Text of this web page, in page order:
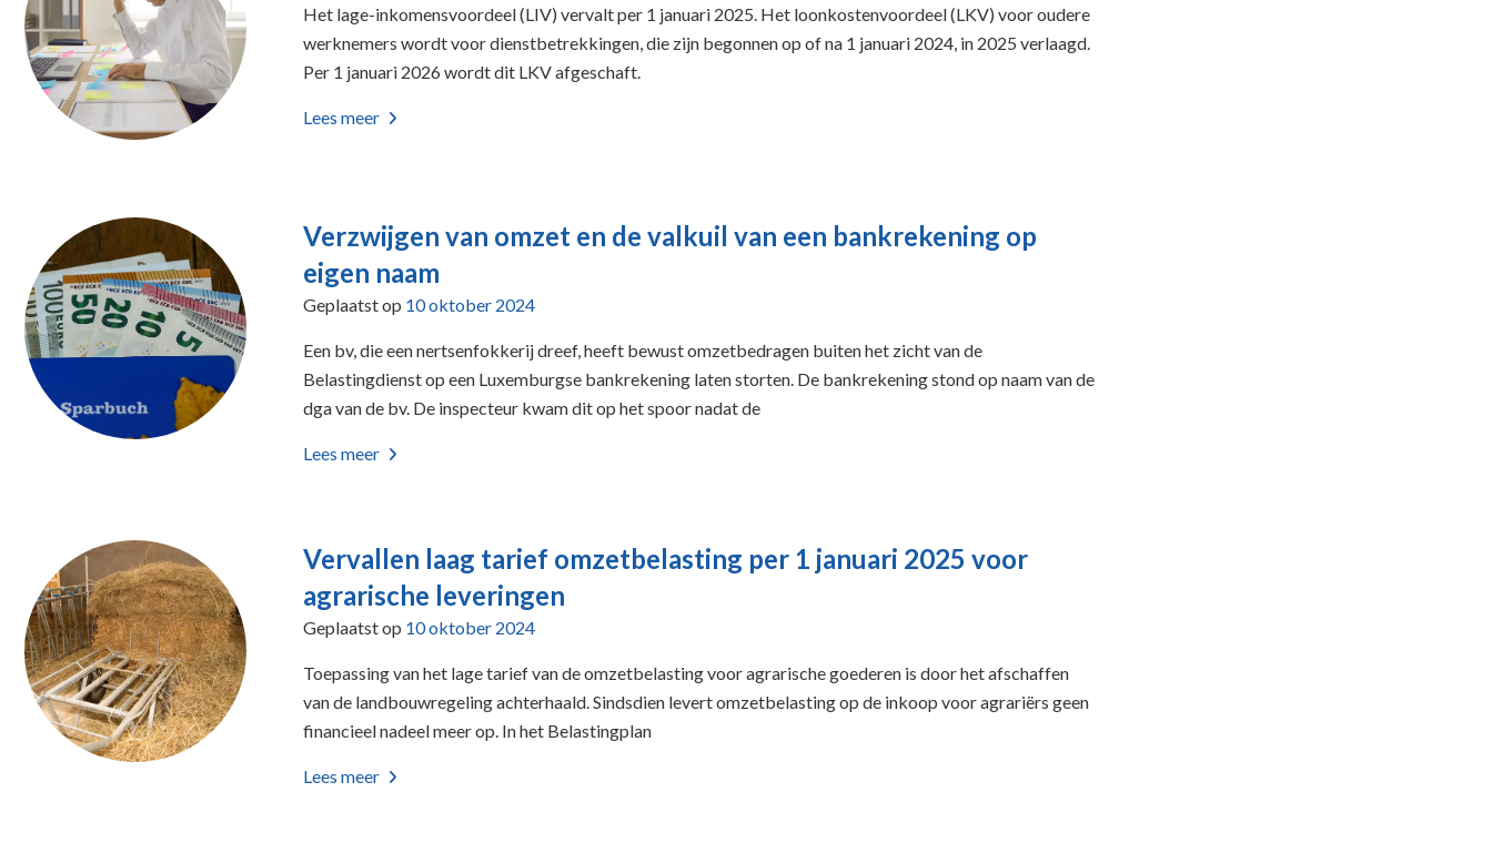
Het lage-inkomensvoordeel (LIV) vervalt per 1 januari 2025. Het loonkostenvoordeel (LKV) voor oudere
werknemers wordt voor dienstbetrekkingen, die zijn begonnen op of na 1 januari 2024, in 2025 verlaagd.
Per 1 januari 2026 wordt dit LKV afgeschaft.
Lees meer
Verzwijgen van omzet en de valkuil van een bankrekening op
eigen naam
Geplaatst op 10 oktober 2024
Een bv, die een nertsenfokkerij dreef, heeft bewust omzetbedragen buiten het zicht van de
Belastingdienst op een Luxemburgse bankrekening laten storten. De bankrekening stond op naam van de
dga van de bv. De inspecteur kwam dit op het spoor nadat de
Lees meer
Vervallen laag tarief omzetbelasting per 1 januari 2025 voor
agrarische leveringen
Geplaatst op 10 oktober 2024
Toepassing van het lage tarief van de omzetbelasting voor agrarische goederen is door het afschaffen
van de landbouwregeling achterhaald. Sindsdien levert omzetbelasting op de inkoop voor agrariërs geen
financieel nadeel meer op. In het Belastingplan
Lees meer